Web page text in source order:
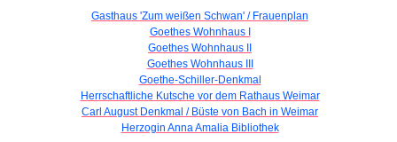
Gasthaus 'Zum weißen Schwan' / Frauenplan
Goethes Wohnhaus I
Goethes Wohnhaus II
Goethes Wohnhaus III
Goethe-Schiller-Denkmal
Herrschaftliche Kutsche vor dem Rathaus Weimar
Carl August Denkmal / Büste von Bach in Weimar
Herzogin Anna Amalia Bibliothek